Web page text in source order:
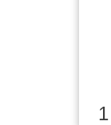
1